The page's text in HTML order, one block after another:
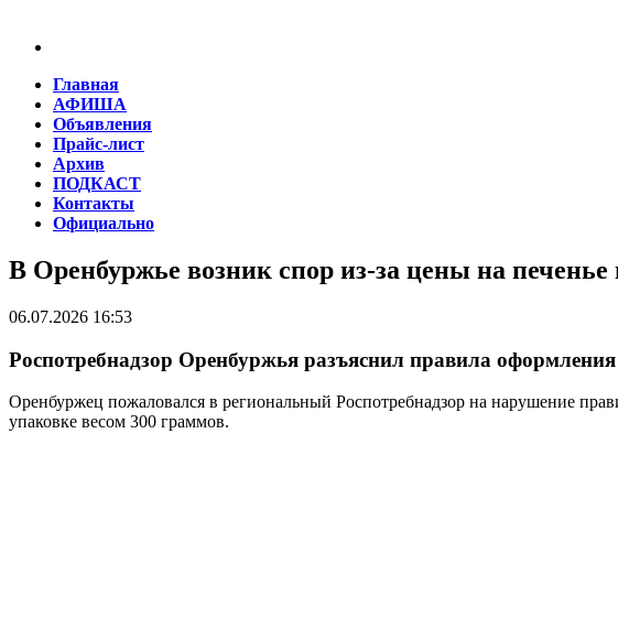
Главная
АФИША
Объявления
Прайс-лист
Архив
ПОДКАСТ
Контакты
Официально
В Оренбуржье возник спор из-за цены на печенье
06.07.2026 16:53
Роспотребнадзор Оренбуржья разъяснил правила
Оренбуржец пожаловался в региональный Роспотребнадзор на нарушение
упаковке весом 300 граммов.